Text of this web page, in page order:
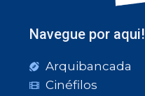
Navegue por aqui!
Arquibancada
Cinéfilos